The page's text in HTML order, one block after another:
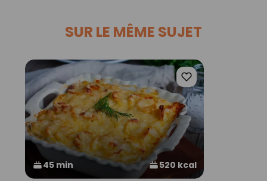
SUR LE MÊME SUJET
45 min 520 kcal